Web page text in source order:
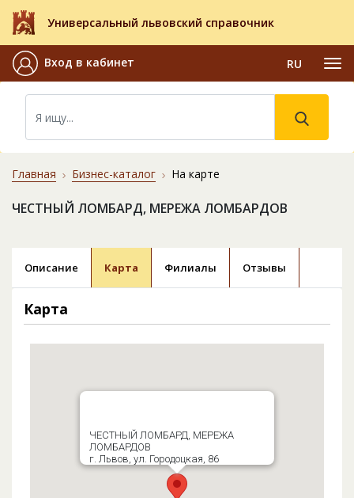
Универсальный львовский справочник
Вход в кабинет RU
Главная Бизнес-каталог На карте
ЧЕСТНЫЙ ЛОМБАРД, МЕРЕЖА ЛОМБАРДОВ
Описание Карта Филиалы Отзывы
Карта
ЧЕСТНЫЙ ЛОМБАРД, МЕРЕЖА
ЛОМБАРДОВ
г. Львов, ул. Городоцкая, 86